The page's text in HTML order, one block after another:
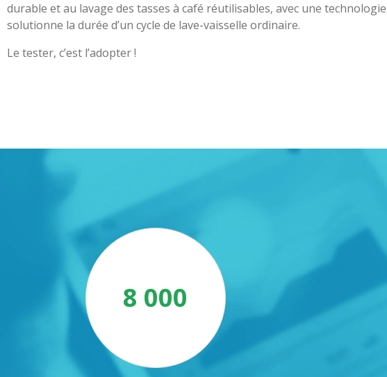
durable et au lavage des tasses à café réutilisables, avec une
solutionne la durée d’un cycle de lave-vaisselle ordinaire.
Le tester, c’est l’adopter !
8 000